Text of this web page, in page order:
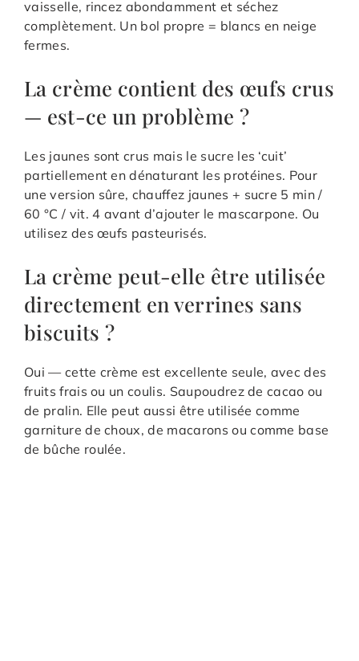
vaisselle, rincez abondamment et séchez
complètement. Un bol propre = blancs en neige
fermes.
La crème contient des œufs crus
— est-ce un problème ?
Les jaunes sont crus mais le sucre les ‘cuit’
partiellement en dénaturant les protéines. Pour
une version sûre, chauffez jaunes + sucre 5 min /
60 °C / vit. 4 avant d’ajouter le mascarpone. Ou
utilisez des œufs pasteurisés.
La crème peut-elle être utilisée
directement en verrines sans
biscuits ?
Oui — cette crème est excellente seule, avec des
fruits frais ou un coulis. Saupoudrez de cacao ou
de pralin. Elle peut aussi être utilisée comme
garniture de choux, de macarons ou comme base
de bûche roulée.